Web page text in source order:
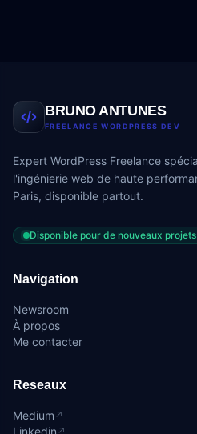
BRUNO ANTUNES
FREELANCE WORDPRESS DEV
Expert WordPress Freelance
l'ingénierie web de haute
Paris, disponible partout.
Disponible pour de nouveaux projets
Navigation
Newsroom
À propos
Me contacter
Reseaux
Medium ↗
Linkedin ↗